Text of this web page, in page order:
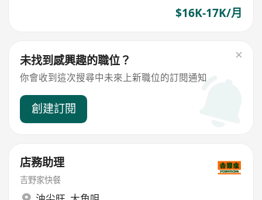
$16K-17K/月
未找到感興趣的職位？
你會收到這次搜尋中未來上新職位的訂閱通知
創建訂閱
店務助理
吉野家快餐